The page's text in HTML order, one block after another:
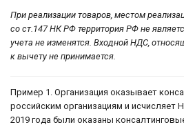
При реализации товаров, местом
со ст.147 НК РФ территория РФ не
учета не изменятся. Входной НДС,
к вычету не принимается.
Пример 1. Организация оказывает
российским организациям и исчисляет
2019 года были оказаны